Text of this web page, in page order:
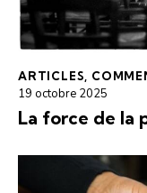
ARTICLES
19 octobre 2025
La force de la